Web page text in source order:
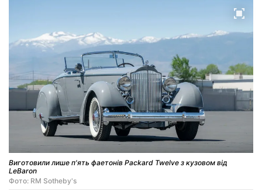
Виготовили лише п'ять фаетонів Packard Twelve з кузовом від
LeBaron
Фото: RM Sotheby's